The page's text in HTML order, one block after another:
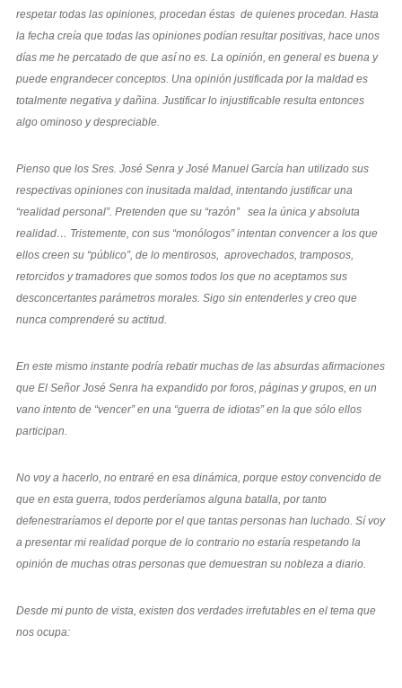
respetar todas las opiniones, procedan éstas de quienes procedan. Hasta
la fecha creía que todas las opiniones podían resultar positivas, hace unos
días me he percatado de que así no es. La opinión, en general es buena y
puede engrandecer conceptos. Una opinión justificada por la maldad es
totalmente negativa y dañina. Justificar lo injustificable resulta entonces
algo ominoso y despreciable.
Pienso que los Sres. José Senra y José Manuel García han utilizado sus
respectivas opiniones con inusitada maldad, intentando justificar una
“realidad personal”. Pretenden que su “razón” sea la única y absoluta
realidad… Tristemente, con sus “monólogos” intentan convencer a los que
ellos creen su “público”, de lo mentirosos, aprovechados, tramposos,
retorcidos y tramadores que somos todos los que no aceptamos sus
desconcertantes parámetros morales. Sigo sin entenderles y creo que
nunca comprenderé su actitud.
En este mismo instante podría rebatir muchas de las absurdas afirmaciones
que El Señor José Senra ha expandido por foros, páginas y grupos, en un
vano intento de “vencer” en una “guerra de idiotas” en la que sólo ellos
participan.
No voy a hacerlo, no entraré en esa dinámica, porque estoy convencido de
que en esta guerra, todos perderíamos alguna batalla, por tanto
defenestraríamos el deporte por el que tantas personas han luchado. Sí voy
a presentar mi realidad porque de lo contrario no estaría respetando la
opinión de muchas otras personas que demuestran su nobleza a diario.
Desde mi punto de vista, existen dos verdades irrefutables en el tema que
nos ocupa: